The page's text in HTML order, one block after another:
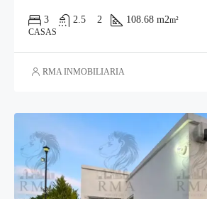
3 2.5 2 108.68 m2m²
CASAS
RMA INMOBILIARIA